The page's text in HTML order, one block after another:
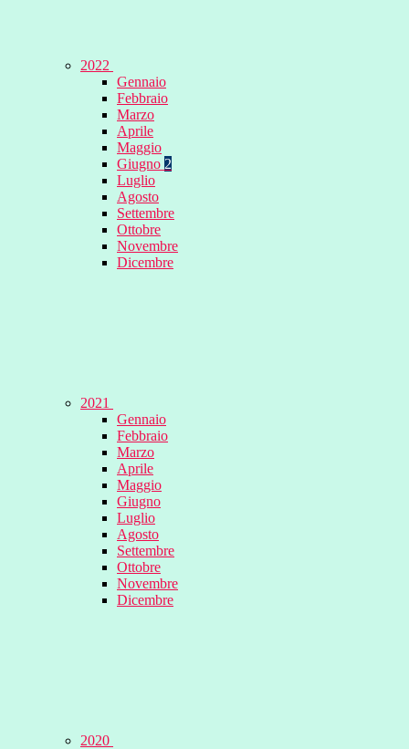
2022
Gennaio
Febbraio
Marzo
Aprile
Maggio
Giugno 2
Luglio
Agosto
Settembre
Ottobre
Novembre
Dicembre
2021
Gennaio
Febbraio
Marzo
Aprile
Maggio
Giugno
Luglio
Agosto
Settembre
Ottobre
Novembre
Dicembre
2020